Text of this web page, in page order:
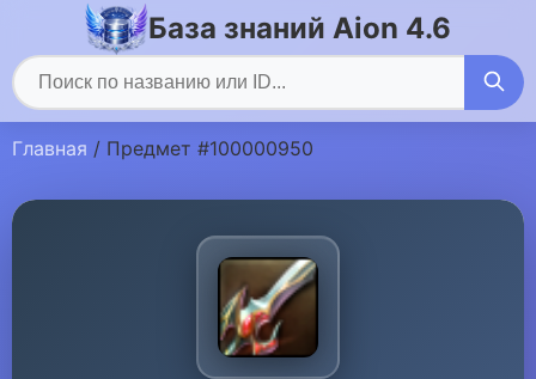
База знаний Aion 4.6
Главная / Предмет #100000950